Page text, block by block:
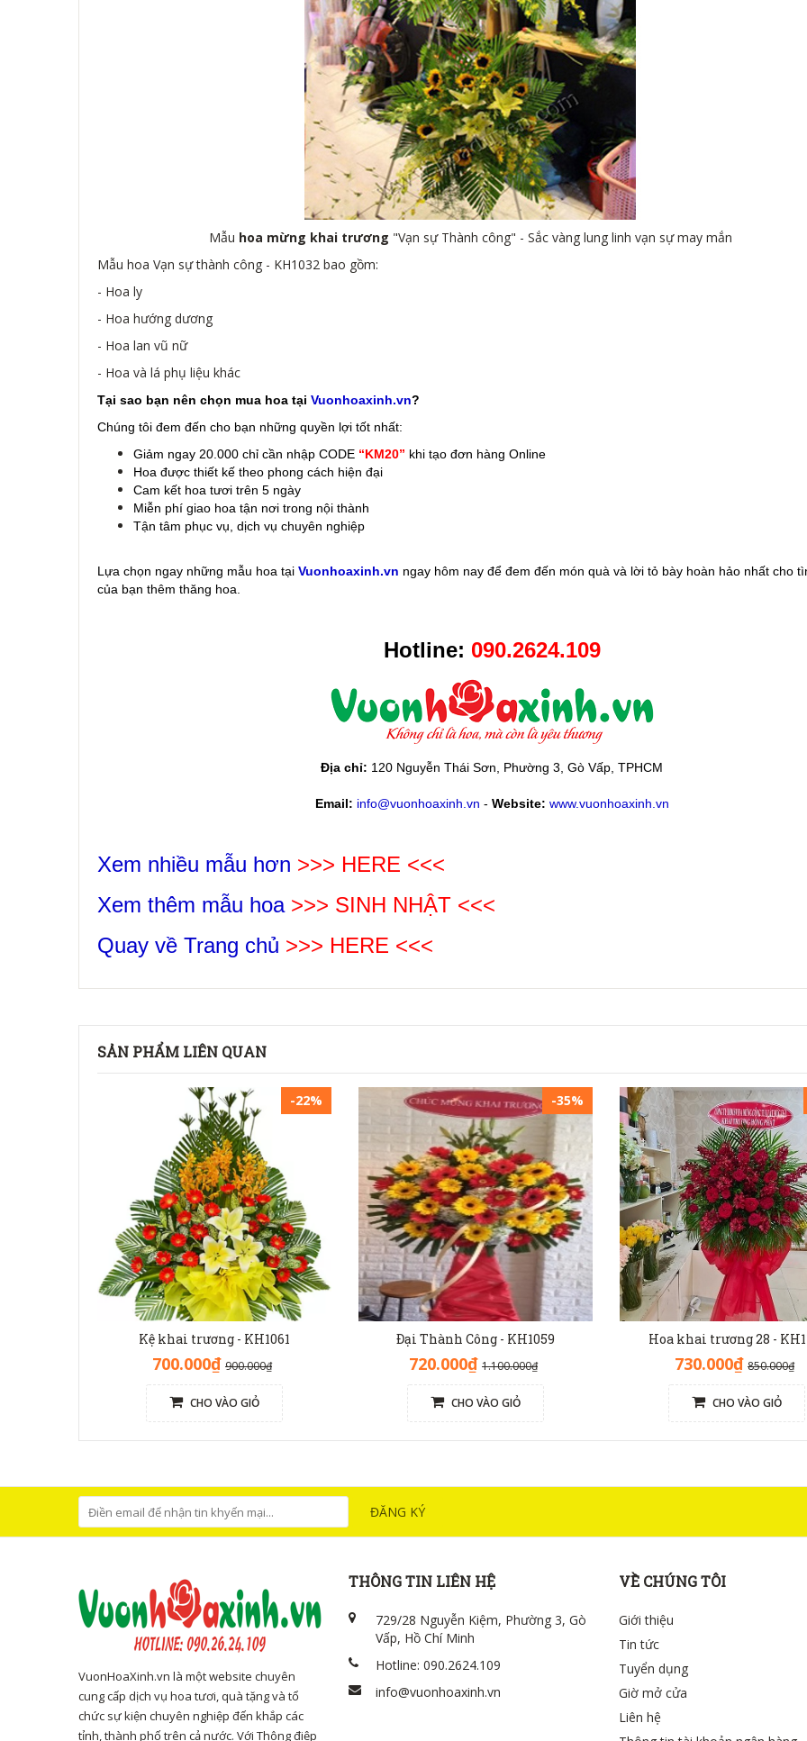
Mẫu hoa mừng khai trương "Vạn sự Thành công" - Sắc vàng lung linh vạn sự may mắn
Mẫu hoa Vạn sự thành công - KH1032 bao gồm:
- Hoa ly
- Hoa hướng dương
- Hoa lan vũ nữ
- Hoa và lá phụ liệu khác
Tại sao bạn nên chọn mua hoa tại Vuonhoaxinh.vn?
Chúng tôi đem đến cho bạn những quyền lợi tốt nhất:
Giảm ngay 20.000 chỉ cần nhập CODE “KM20” khi tạo đơn hàng Online
Hoa được thiết kế theo phong cách hiện đại
Cam kết hoa tươi trên 5 ngày
Miễn phí giao hoa tận nơi trong nội thành
Tận tâm phục vụ, dịch vụ chuyên nghiệp
Lựa chọn ngay những mẫu hoa tại Vuonhoaxinh.vn ngay hôm nay để đem đến món quà và lời tỏ bày hoàn hảo nhất cho
của bạn thêm thăng hoa.
Hotline: 090.2624.109
Địa chỉ: 120 Nguyễn Thái Sơn, Phường 3, Gò Vấp, TPHCM
Email: info@vuonhoaxinh.vn - Website: www.vuonhoaxinh.vn
Xem nhiều mẫu hơn >>> HERE <<<
Xem thêm mẫu hoa >>> SINH NHẬT <<<
Quay về Trang chủ >>> HERE <<<
SẢN PHẨM LIÊN QUAN
-22%
Kệ khai trương - KH1061
700.000₫ 900.000₫
CHO VÀO GIỎ
-35%
Đại Thành Công - KH1059
720.000₫ 1.100.000₫
CHO VÀO GIỎ
Hoa khai trương 28 -
730.000₫ 850.000₫
CHO VÀO GIỎ
ĐĂNG KÝ
VuonHoaXinh.vn là một website chuyên
cung cấp dịch vụ hoa tươi, quà tặng và tổ
chức sự kiện chuyên nghiệp đến khắp các
tỉnh, thành phố trên cả nước. Với Thông điệp
THÔNG TIN LIÊN HỆ
729/28 Nguyễn Kiệm, Phường 3, Gò
Vấp, Hồ Chí Minh
Hotline: 090.2624.109
info@vuonhoaxinh.vn
VỀ CHÚNG TÔI
Giới thiệu
Tin tức
Tuyển dụng
Giờ mở cửa
Liên hệ